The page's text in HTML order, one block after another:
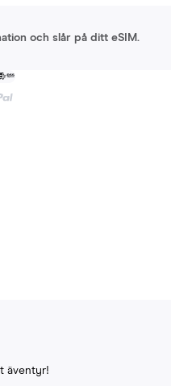
och slår på ditt eSIM.
äventyr!